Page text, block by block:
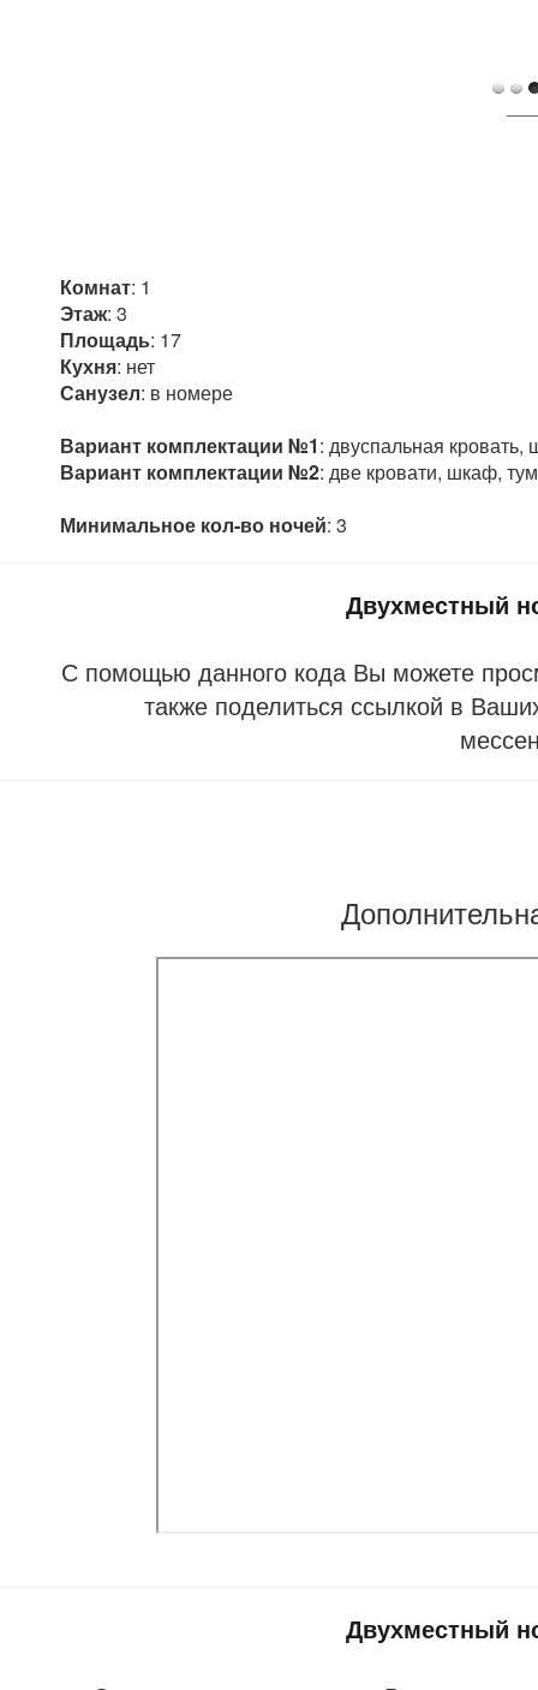
Комнат: 1
Этаж: 3
Площадь: 17
Кухня: нет
Санузел: в номере
Вариант комплектации №1: двуспальная кровать,
Вариант комплектации №2: две кровати, шкаф,
Минимальное кол-во ночей: 3
Двухместный
С помощью данного кода Вы можете
также поделиться ссылкой в
Двухместный